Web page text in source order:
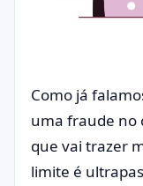
Como já
uma fraude no
que vai trazer
limite é